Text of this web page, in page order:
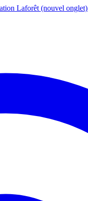
Laforêt (nouvel onglet)